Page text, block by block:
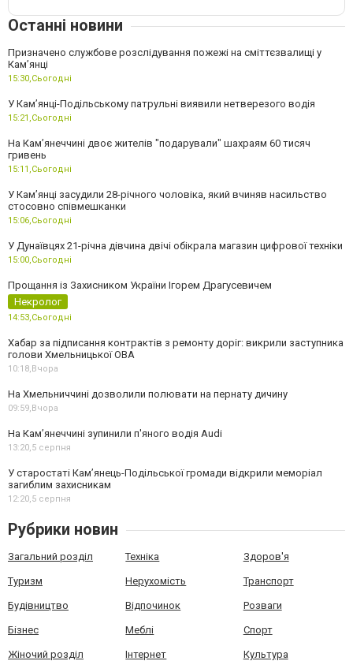
Останні новини
Призначено службове розслідування пожежі на сміттєзвалищі у
Кам’янці
15:30,Сьогодні
У Кам’янці-Подільському патрульні виявили нетверезого водія
15:21,Сьогодні
На Камʼянеччині двоє жителів "подарували" шахраям 60 тисяч
гривень
15:11,Сьогодні
У Камʼянці засудили 28-річного чоловіка, який вчиняв насильство
стосовно співмешканки
15:06,Сьогодні
У Дунаївцях 21-річна дівчина двічі обікрала магазин цифрової техніки
15:00,Сьогодні
Прощання із Захисником України Ігорем Драгусевичем
Некролог
14:53,Сьогодні
Хабар за підписання контрактів з ремонту доріг: викрили заступника
голови Хмельницької ОВА
10:18,Вчора
На Хмельниччині дозволили полювати на пернату дичину
09:59,Вчора
На Камʼянеччині зупинили п'яного водія Audi
13:20,5 серпня
У старостаті Кам’янець-Подільської громади відкрили меморіал
загиблим захисникам
12:20,5 серпня
Рубрики новин
Загальний розділ Техніка Здоров'я
Туризм Нерухомість Транспорт
Будівництво Відпочинок Розваги
Бізнес Меблі Спорт
Жіночий розділ Інтернет Культура